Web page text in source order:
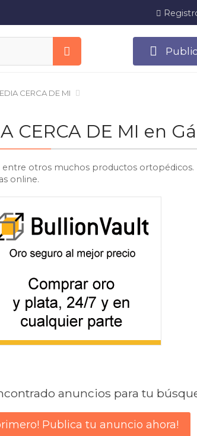
CERCA DE MI
CERCA DE MI en
entre otros muchos productos
online.
anuncios para tu
Publica tu anuncio ahora!